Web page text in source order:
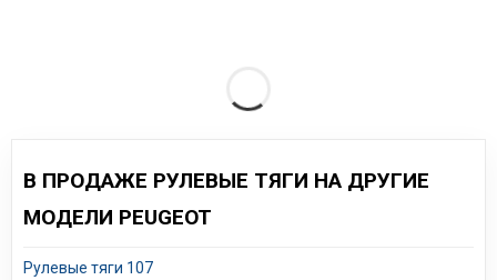
В ПРОДАЖЕ РУЛЕВЫЕ ТЯГИ НА ДРУГИЕ
МОДЕЛИ PEUGEOT
Рулевые тяги 107